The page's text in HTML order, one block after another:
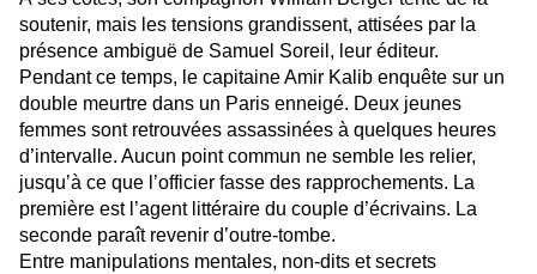
soutenir, mais les tensions grandissent, attisées par la
présence ambiguë de Samuel Soreil, leur éditeur.
Pendant ce temps, le capitaine Amir Kalib enquête sur un
double meurtre dans un Paris enneigé. Deux jeunes
femmes sont retrouvées assassinées à quelques heures
d’intervalle. Aucun point commun ne semble les relier,
jusqu’à ce que l’officier fasse des rapprochements. La
première est l’agent littéraire du couple d’écrivains. La
seconde paraît revenir d’outre-tombe.
Entre manipulations mentales, non-dits et secrets